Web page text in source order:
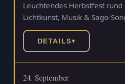
Leuchtendes Herbstfest
Lichtkunst, Musik & Sago-
DETAILS▾
24. September